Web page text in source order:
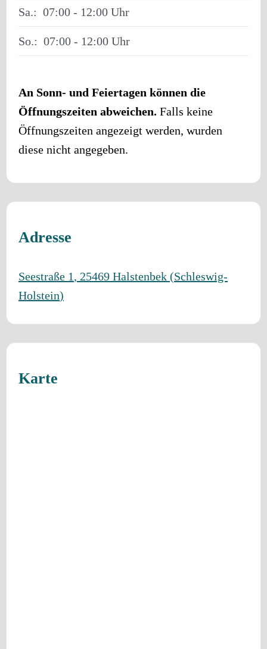
Sa.: 07:00 - 12:00
So.: 07:00 - 12:00
An Sonn- und Feiertagen können die
Öffnungszeiten abweichen. Falls keine
Öffnungszeiten angezeigt werden, wurden
diese nicht angegeben.
Adresse
Seestraße 1, 25469 Halstenbek (Schleswig-
Holstein)
Karte